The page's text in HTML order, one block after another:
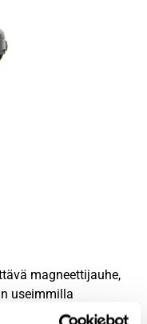
magneettijauhe,
useimmilla
tehtävissä